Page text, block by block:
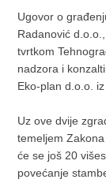
Ugovor o
Radanović
tvrtkom
nadzora i
Eko-plan d.o.o. iz
Uz ove dvije
temeljem
će se još 20
povećanje